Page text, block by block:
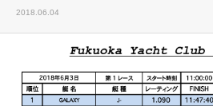
2018.06.04